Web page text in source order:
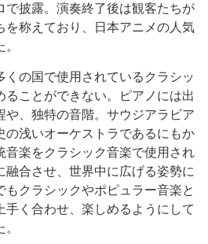
で披露。演奏終了後は観客たちが
を称えており、日本アニメの人気
の国で使用されているクラシッ
ることができない。ピアノには出
や、独特の音階。サウジアラビア
の浅いオーケストラであるにもか
音楽をクラシック音楽で使用され
融合させ、世界中に広げる姿勢に
クラシックやポピュラー音楽と
手く合わせ、楽しめるようにして